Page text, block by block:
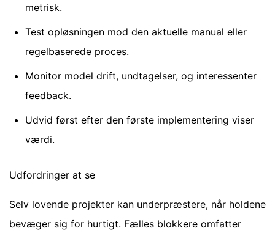
metrisk.
Test opløsningen mod den aktuelle manual eller
regelbaserede proces.
Monitor model drift, undtagelser, og interessenter
feedback.
Udvid først efter den første implementering viser
værdi.
Udfordringer at se
Selv lovende projekter kan underpræstere, når holdene
bevæger sig for hurtigt. Fælles blokkere omfatter